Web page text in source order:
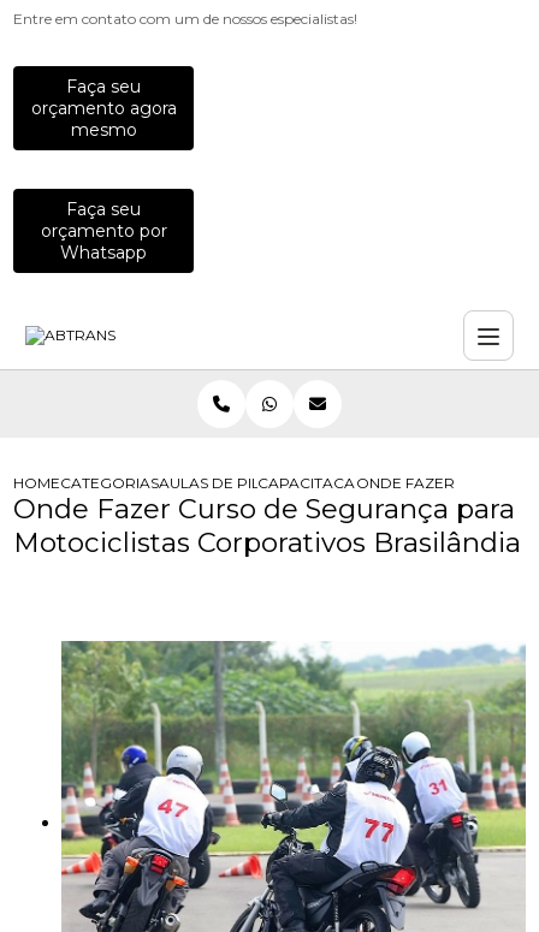
Entre em contato com um de nossos especialistas!
Faça seu
orçamento agora
mesmo
Faça seu
orçamento por
Whatsapp
HOMECATEGORIASAULAS DE PILOTAGEM PARA EMPRESAS
CAPACITACAO PARAONDE FAZER CURSO
Onde Fazer Curso de Segurança para
Motociclistas Corporativos Brasilândia